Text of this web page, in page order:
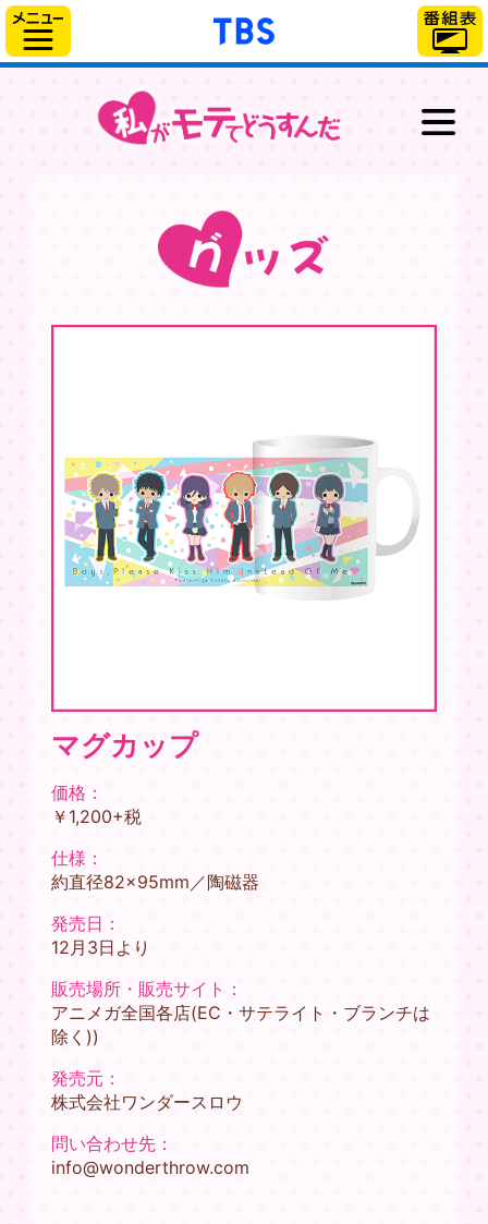
「TBSテレビ」トップ
最新情報
スタッフ＆キャスト
あらすじ
WEB動画番組
マグカップ
価格：
￥1,200+税
仕様：
約直径82×95mm／陶磁器
発売日：
12月3日より
販売場所・販売サイト：
アニメガ全国各店(EC・サテライト・ブランチは
除く))
発売元：
株式会社ワンダースロウ
問い合わせ先：
info@wonderthrow.com